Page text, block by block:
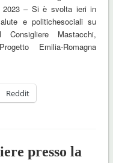
2023 – Si è svolta ieri in
e politichesociali su
Mastacchi,
Emilia-Romagna
Reddit
presso la